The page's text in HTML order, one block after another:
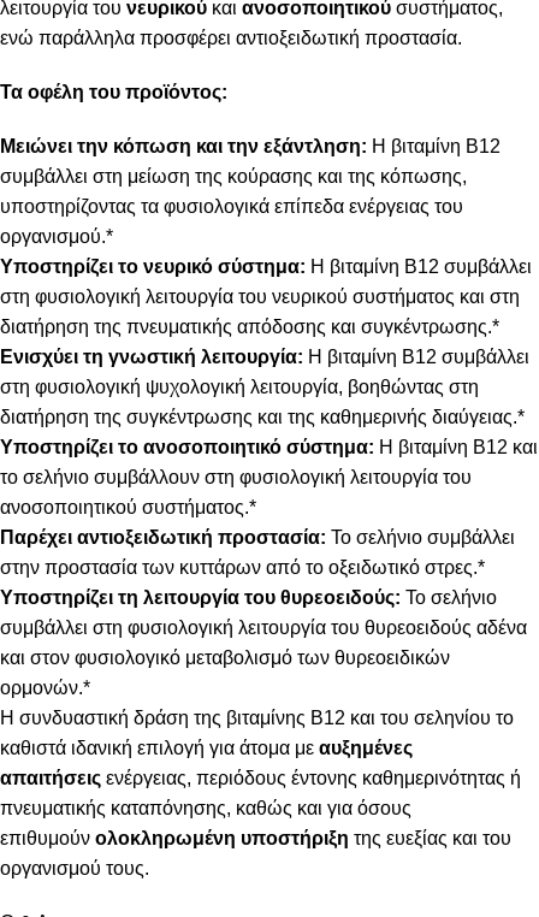
λειτουργία του νευρικού και ανοσοποιητικού συστήματος,
ενώ παράλληλα προσφέρει αντιοξειδωτική προστασία.
Τα οφέλη του προϊόντος:
Μειώνει την κόπωση και την εξάντληση: Η βιταμίνη Β12
συμβάλλει στη μείωση της κούρασης και της κόπωσης,
υποστηρίζοντας τα φυσιολογικά επίπεδα ενέργειας του
οργανισμού.*
Υποστηρίζει το νευρικό σύστημα: Η βιταμίνη Β12 συμβάλλει
στη φυσιολογική λειτουργία του νευρικού συστήματος και στη
διατήρηση της πνευματικής απόδοσης και συγκέντρωσης.*
Ενισχύει τη γνωστική λειτουργία: Η βιταμίνη Β12 συμβάλλει
στη φυσιολογική ψυχολογική λειτουργία, βοηθώντας στη
διατήρηση της συγκέντρωσης και της καθημερινής διαύγειας.*
Υποστηρίζει το ανοσοποιητικό σύστημα: Η βιταμίνη Β12 και
το σελήνιο συμβάλλουν στη φυσιολογική λειτουργία του
ανοσοποιητικού συστήματος.*
Παρέχει αντιοξειδωτική προστασία: Το σελήνιο συμβάλλει
στην προστασία των κυττάρων από το οξειδωτικό στρες.*
Υποστηρίζει τη λειτουργία του θυρεοειδούς: Το σελήνιο
συμβάλλει στη φυσιολογική λειτουργία του θυρεοειδούς αδένα
και στον φυσιολογικό μεταβολισμό των θυρεοειδικών
ορμονών.*
Η συνδυαστική δράση της βιταμίνης Β12 και του σεληνίου το
καθιστά ιδανική επιλογή για άτομα με αυξημένες
απαιτήσεις ενέργειας, περιόδους έντονης καθημερινότητας ή
πνευματικής καταπόνησης, καθώς και για όσους
επιθυμούν ολοκληρωμένη υποστήριξη της ευεξίας και του
οργανισμού τους.